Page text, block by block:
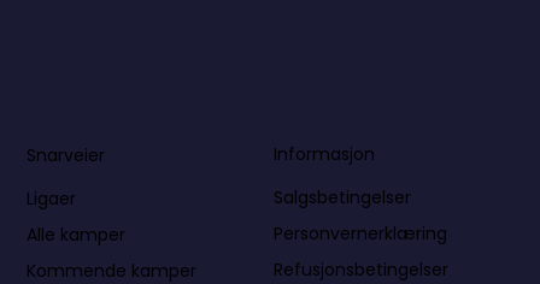
Snarveier
Ligaer
Alle kamper
Kommende kamper
Informasjon
Salgsbetingelser
Personvernerklæring
Refusjonsbetingelser